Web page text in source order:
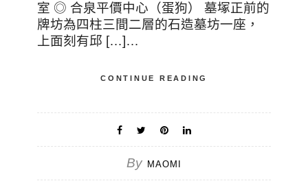
室 ◎ 合泉平價中心（蛋狗） 墓塚正前的
牌坊為四柱三間二層的石造墓坊一座，
上面刻有邱 […]…
CONTINUE READING
By MAOMI